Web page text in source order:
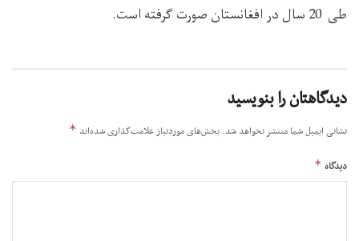
طی 20 سال در افغانستان صورت گرفته است.
دیدگاهتان را بنویسید
نشانی ایمیل شما منتشر نخواهد شد. بخش‌های موردنیاز علامت‌گذاری شده‌اند *
دیدگاه *